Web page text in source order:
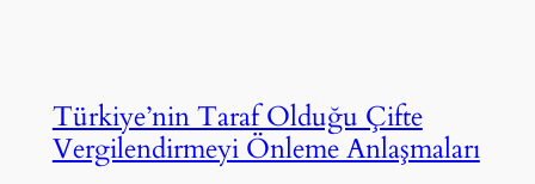
Türkiye’nin Taraf Olduğu Çifte
Vergilendirmeyi Önleme Anlaşmaları